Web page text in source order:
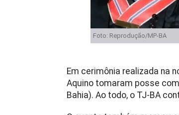
Foto: Reprodução/MP-BA
Em cerimônia realizada na
Aquino tomaram posse
Bahia). Ao todo, o TJ-BA